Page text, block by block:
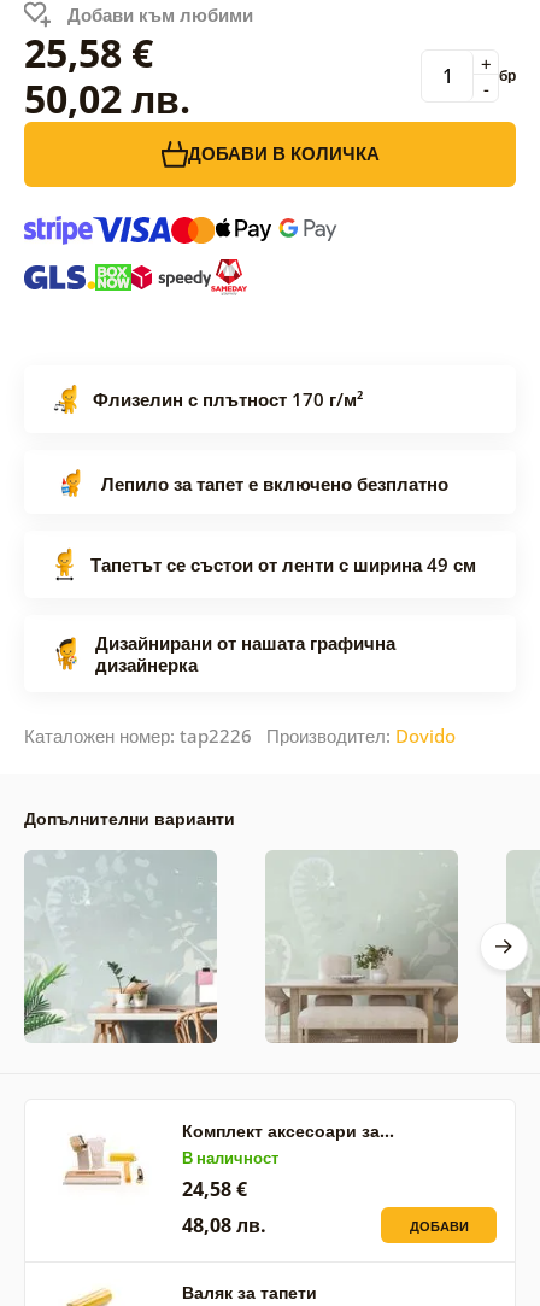
Добави към любими
25,58 €
50,02 лв.
-
+ бр
ДОБАВИ В КОЛИЧКА
Флизелин с плътност 170 г/м²
Лепило за тапет е включено безплатно
Тапетът се състои от ленти с ширина 49 см
Дизайнирани от нашата графична
дизайнерка
Каталожен номер: tap2226 Производител: Dovido
Допълнителни варианти
Комплект аксесоари за…
В наличност
24,58 €
48,08 лв.
ДОБАВИ
Валяк за тапети